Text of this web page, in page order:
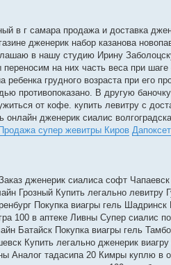
в г самара продажа и доставка
дженерик набор казанова
в нашу студию Ирину
на них часть веса при
грудного возраста при его
противопоказано. В другую
от кофе. купить левитру с
онлайн дженерик сиалис
супер жевитры Киров
дженерик сиалиса софт
Грозный Купить легально левитру
Покупка виагры гель
100 в аптеке Ливны Супер сиалис
Батайск Покупка виагры гель
Купить легально дженерик
Аналог тадасипа 20 Кимры куплю в